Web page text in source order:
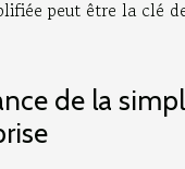
peut être la clé
de la